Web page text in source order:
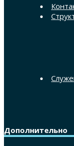
Дополнительно